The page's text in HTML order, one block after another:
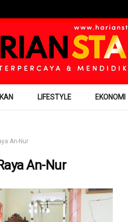
LIFESTYLE EKONOMI
An-Nur
An-Nur